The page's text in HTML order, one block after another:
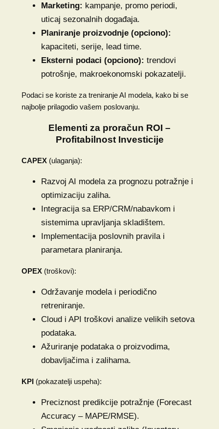
Marketing: kampanje, promo periodi,
uticaj sezonalnih događaja.
Planiranje proizvodnje (opciono):
kapaciteti, serije, lead time.
Eksterni podaci (opciono): trendovi
potrošnje, makroekonomski pokazatelji.
Podaci se koriste za treniranje AI modela, kako bi se
najbolje prilagodio vašem poslovanju.
Elementi za proračun ROI –
Profitabilnost Investicije
CAPEX (ulaganja):
Razvoj AI modela za prognozu potražnje i
optimizaciju zaliha.
Integracija sa ERP/CRM/nabavkom i
sistemima upravljanja skladištem.
Implementacija poslovnih pravila i
parametara planiranja.
OPEX (troškovi):
Održavanje modela i periodično
retreniranje.
Cloud i API troškovi analize velikih setova
podataka.
Ažuriranje podataka o proizvodima,
dobavljačima i zalihama.
KPI (pokazatelji uspeha):
Preciznost predikcije potražnje (Forecast
Accuracy – MAPE/RMSE).